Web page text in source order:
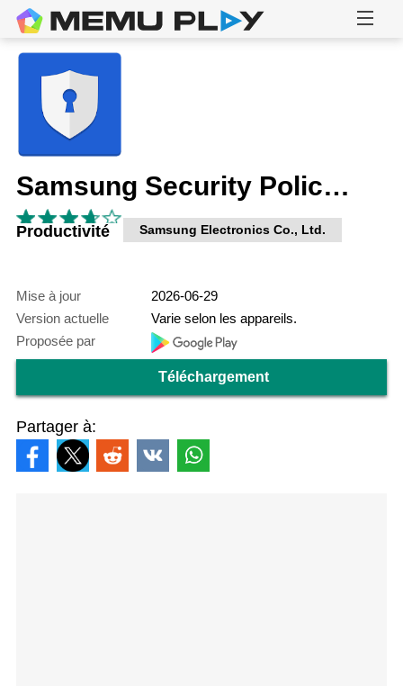
Samsung Security Policy Update
Productivité Samsung Electronics Co., Ltd.
Mise à jour
2026-06-29
Version actuelle
Varie selon les appareils.
Proposée par
Téléchargement
Partager à: